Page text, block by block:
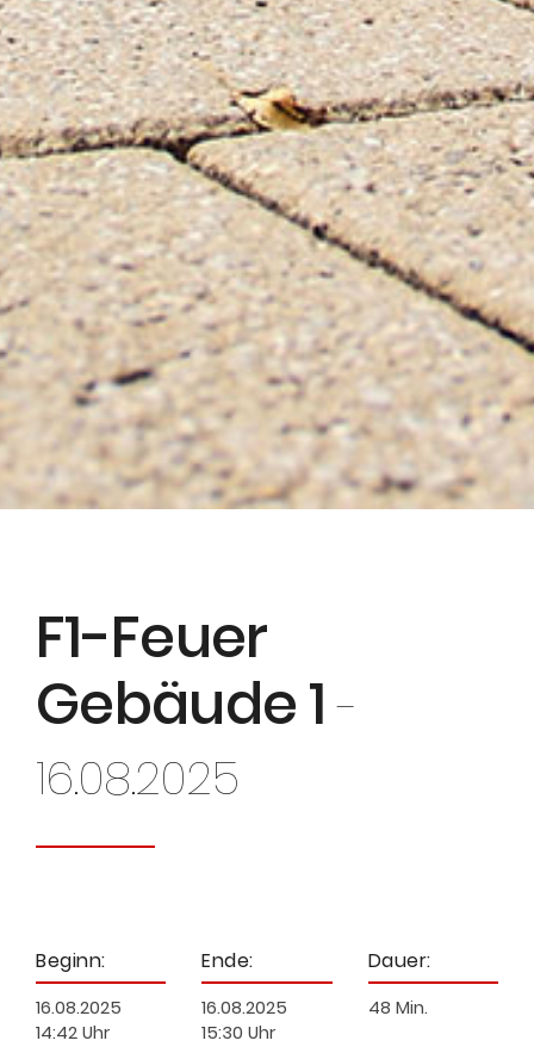
F1-Feuer
Gebäude 1-
16.08.2025
Beginn:
16.08.2025
14:42 Uhr
Ende:
16.08.2025
15:30 Uhr
Dauer:
48 Min.